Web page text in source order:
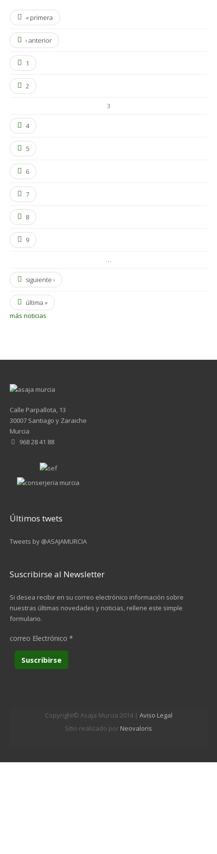
« primera
‹ anterior
1
2
3
4
5
6
7
8
9
…
siguiente ›
última »
más noticias
Calle Parpallota, 13
30007 Santiago y Zaraiche
Murcia
968 28 41 88
Últimos twets
Tweets by @ASAJAMURCIA
Suscribirse al Newsletter
Si desea recibir en su correo electrónico información sobre
nuestras últimas novedades y noticias, rellene este simple
formulario.
correo Electrónico *
Copyright© Asaja Murcia 2014 | Aviso Legal
Sitio realizado por Neovaloris